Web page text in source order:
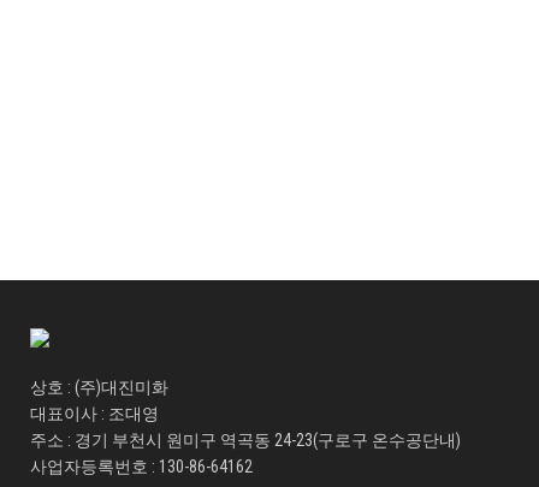
상호 : (주)대진미화
대표이사 : 조대영
주소 : 경기 부천시 원미구 역곡동 24-23(구로구 온수공단내)
사업자등록번호 : 130-86-64162